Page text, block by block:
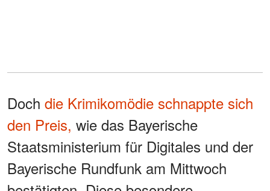
Doch die Krimikomödie schnappte sich
den Preis, wie das Bayerische
Staatsministerium für Digitales und der
Bayerische Rundfunk am Mittwoch